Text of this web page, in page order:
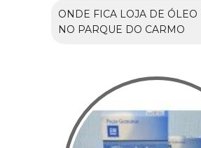
ONDE FICA LOJA DE
NO PARQUE DO CARMO